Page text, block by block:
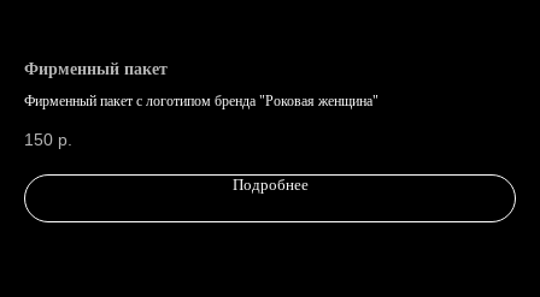
Фирменный пакет
Фирменный пакет с логотипом бренда "Роковая женщина"
150 р.
Подробнее
ИНН 7810574944
Made by Svetlana Anchugova